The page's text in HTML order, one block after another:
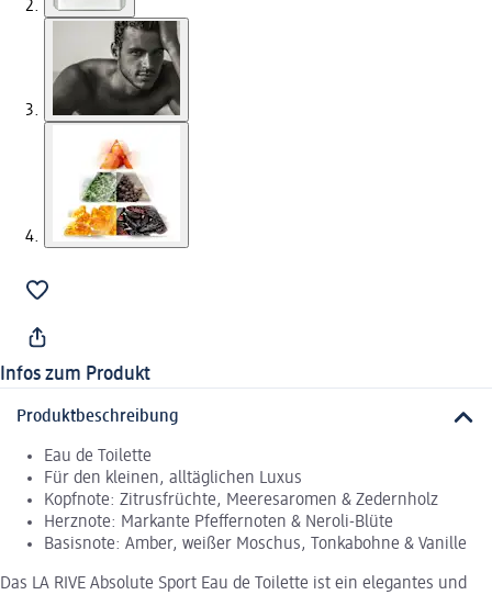
Infos zum Produkt
Produktbeschreibung
Eau de Toilette
Für den kleinen, alltäglichen Luxus
Kopfnote: Zitrusfrüchte, Meeresaromen & Zedernholz
Herznote: Markante Pfeffernoten & Neroli-Blüte
Basisnote: Amber, weißer Moschus, Tonkabohne & Vanille
Das LA RIVE Absolute Sport Eau de Toilette ist ein elegantes und